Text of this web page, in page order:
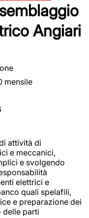
Angiari
mensile
attività di
e meccanici,
e svolgendo
elettrici e
quali spelafili,
e preparazione dei
delle parti